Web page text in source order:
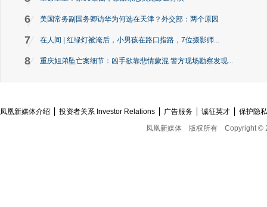
6 美国常务副国务卿访华为何选在天津？外交部：两个原因
7 在人间 | 红绿灯被淹后，小男孩在路口指路，7位摄影师...
8 重庆姐弟坠亡案细节：凶手欲靠悲情蒙混 警方现场勘察发现...
凤凰新媒体介绍 投资者关系 Investor Relations 广告服务 诚征英才
保护隐
凤凰新媒体
版权所有 Copyright ©